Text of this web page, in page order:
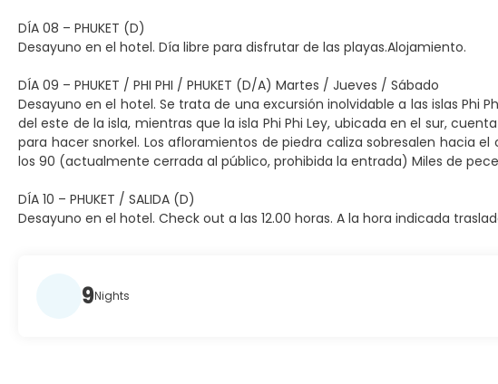
DÍA 08 – PHUKET (D)
Desayuno en el hotel. Día libre para disfrutar de las playas.Alojamiento.
DÍA 09 – PHUKET / PHI PHI / PHUKET (D/A) Martes / Jueves / Sábado
Desayuno en el hotel. Se trata de una excursión inolvidable a las islas Phi
del este de la isla, mientras que la isla Phi Phi Ley, ubicada en el sur,
para hacer snorkel. Los afloramientos de piedra caliza sobresalen hacia
los 90 (actualmente cerrada al público, prohibida la entrada) Miles de
DÍA 10 – PHUKET / SALIDA (D)
Desayuno en el hotel. Check out a las 12.00 horas. A la hora indicada
9Nights